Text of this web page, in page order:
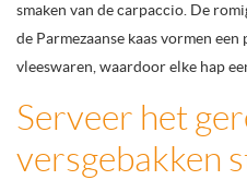
smaken van de carpaccio. De
de Parmezaanse kaas vormen
vleeswaren, waardoor elke hap
Serveer het
versgebakken